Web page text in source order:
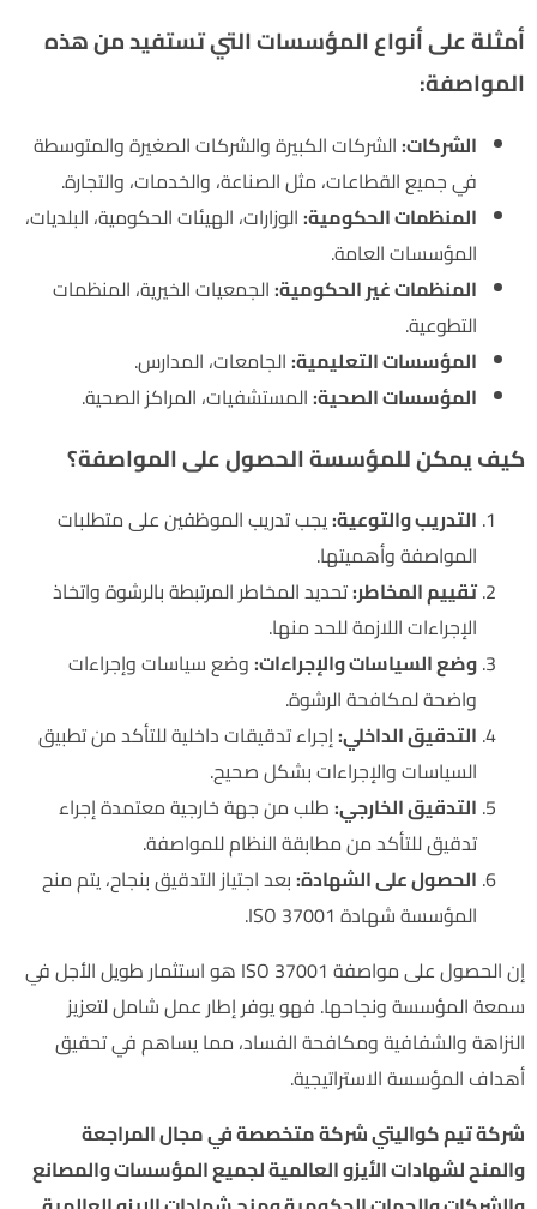
أمثلة على أنواع المؤسسات التي تستفيد من هذه
المواصفة:
الشركات:الشركات الكبيرة والشركات الصغيرة والمتوسطة
في جميع القطاعات، مثل الصناعة، والخدمات، والتجارة.
المنظمات الحكومية:الوزارات، الهيئات الحكومية، البلديات،
المؤسسات العامة.
المنظمات غير الحكومية:الجمعيات الخيرية، المنظمات
التطوعية.
المؤسسات التعليمية:الجامعات، المدارس.
المؤسسات الصحية:المستشفيات، المراكز الصحية.
كيف يمكن للمؤسسة الحصول على المواصفة؟
التدريب والتوعية:يجب تدريب الموظفين على متطلبات
المواصفة وأهميتها.
تقييم المخاطر:تحديد المخاطر المرتبطة بالرشوة واتخاذ
الإجراءات اللازمة للحد منها.
وضع السياسات والإجراءات:وضع سياسات وإجراءات
واضحة لمكافحة الرشوة.
التدقيق الداخلي:إجراء تدقيقات داخلية للتأكد من تطبيق
السياسات والإجراءات بشكل صحيح.
التدقيق الخارجي:طلب من جهة خارجية معتمدة إجراء
تدقيق للتأكد من مطابقة النظام للمواصفة.
الحصول على الشهادة:بعد اجتياز التدقيق بنجاح، يتم منح
المؤسسة شهادة ISO 37001.
إن الحصول على مواصفة ISO 37001 هو استثمار طويل الأجل في
سمعة المؤسسة ونجاحها. فهو يوفر إطار عمل شامل لتعزيز
النزاهة والشفافية ومكافحة الفساد، مما يساهم في تحقيق
أهداف المؤسسة الاستراتيجية.
شركة تيم كواليتي شركة متخصصة في مجال المراجعة
والمنح لشهادات الأيزو العالمية لجميع المؤسسات والمصانع